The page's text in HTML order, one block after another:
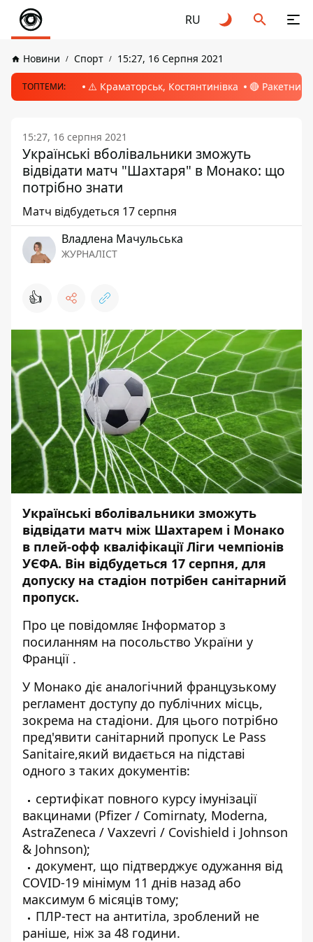
RU
Новини Спорт 15:27, 16 Серпня 2021
ТОПТЕМИ: ⚠️ Краматорськ, Костянтинівка 🔴 Ракетний
15:27, 16 серпня 2021
Українські вболівальники зможуть
відвідати матч "Шахтаря" в Монако: що
потрібно знати
Матч відбудеться 17 серпня
Владлена Мачульська
ЖУРНАЛІСТ
👍
Українські вболівальники зможуть
відвідати матч між Шахтарем і Монако
в плей-офф кваліфікації Ліги чемпіонів
УЄФА. Він відбудеться 17 серпня, для
допуску на стадіон потрібен санітарний
пропуск.
Про це повідомляє Інформатор з
посиланням на посольство України у
Франції .
У Монако діє аналогічний французькому
регламент доступу до публічних місць,
зокрема на стадіони. Для цього потрібно
пред'явити санітарний пропуск Le Pass
Sanitaire,який видається на підставі
одного з таких документів:
сертифікат повного курсу імунізації
вакцинами (Pfizer / Comirnaty, Moderna,
AstraZeneca / Vaxzevri / Covishield і Johnson
& Johnson);
документ, що підтверджує одужання від
COVID-19 мінімум 11 днів назад або
максимум 6 місяців тому;
ПЛР-тест на антитіла, зроблений не
раніше, ніж за 48 години.